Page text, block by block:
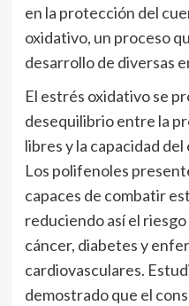
en la protección del
oxidativo, un proceso
desarrollo de diversas
El estrés oxidativo se
desequilibrio entre la
libres y la capacidad
Los polifenoles
capaces de combatir
reduciendo así el
cáncer, diabetes y
cardiovasculares.
demostrado que el